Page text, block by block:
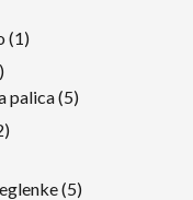
11
palica 55
2
55